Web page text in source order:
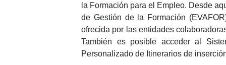
la Formación para el Empleo. Desde
de Gestión de la Formación
ofrecida por las entidades
También es posible acceder al
Personalizado de Itinerarios de